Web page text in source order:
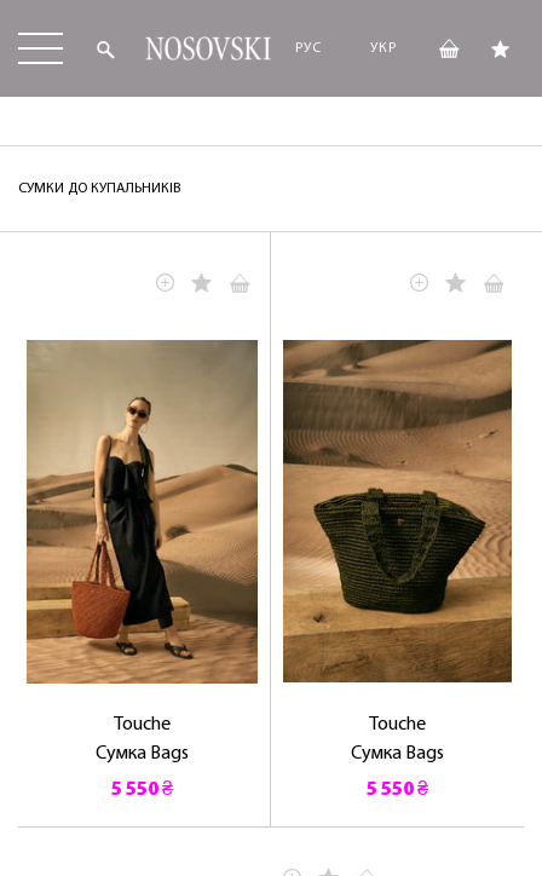
РУС УКР
СУМКИ ДО КУПАЛЬНИКІВ
Touche
Сумка Bags
5 550 ₴
Touche
Сумка Bags
5 550 ₴